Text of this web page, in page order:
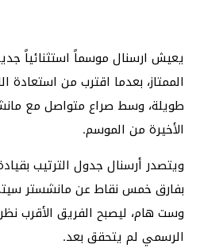
يعيش ارسنال موسماً استثنائياً
الممتاز، بعدما اقترب من استعادة
طويلة، وسط صراع متواصل مع
الأخيرة من الموسم.
ويتصدر أرسنال جدول الترتيب
بفارق خمس نقاط عن مانشستر
وست هام، ليصبح الفريق الأقرب
الرسمي لم يتحقق بعد.